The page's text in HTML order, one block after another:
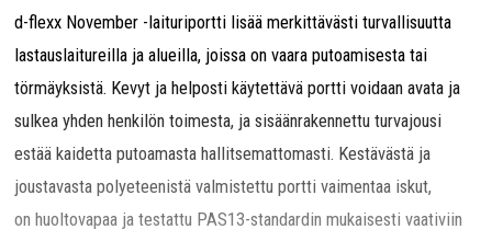
d-flexx November -laituriportti lisää merkittävästi turvallisuutta
lastauslaitureilla ja alueilla, joissa on vaara putoamisesta tai
törmäyksistä. Kevyt ja helposti käytettävä portti voidaan avata ja
sulkea yhden henkilön toimesta, ja sisäänrakennettu turvajousi
estää kaidetta putoamasta hallitsemattomasti. Kestävästä ja
joustavasta polyeteenistä valmistettu portti vaimentaa iskut,
on huoltovapaa ja testattu PAS13-standardin mukaisesti vaativiin